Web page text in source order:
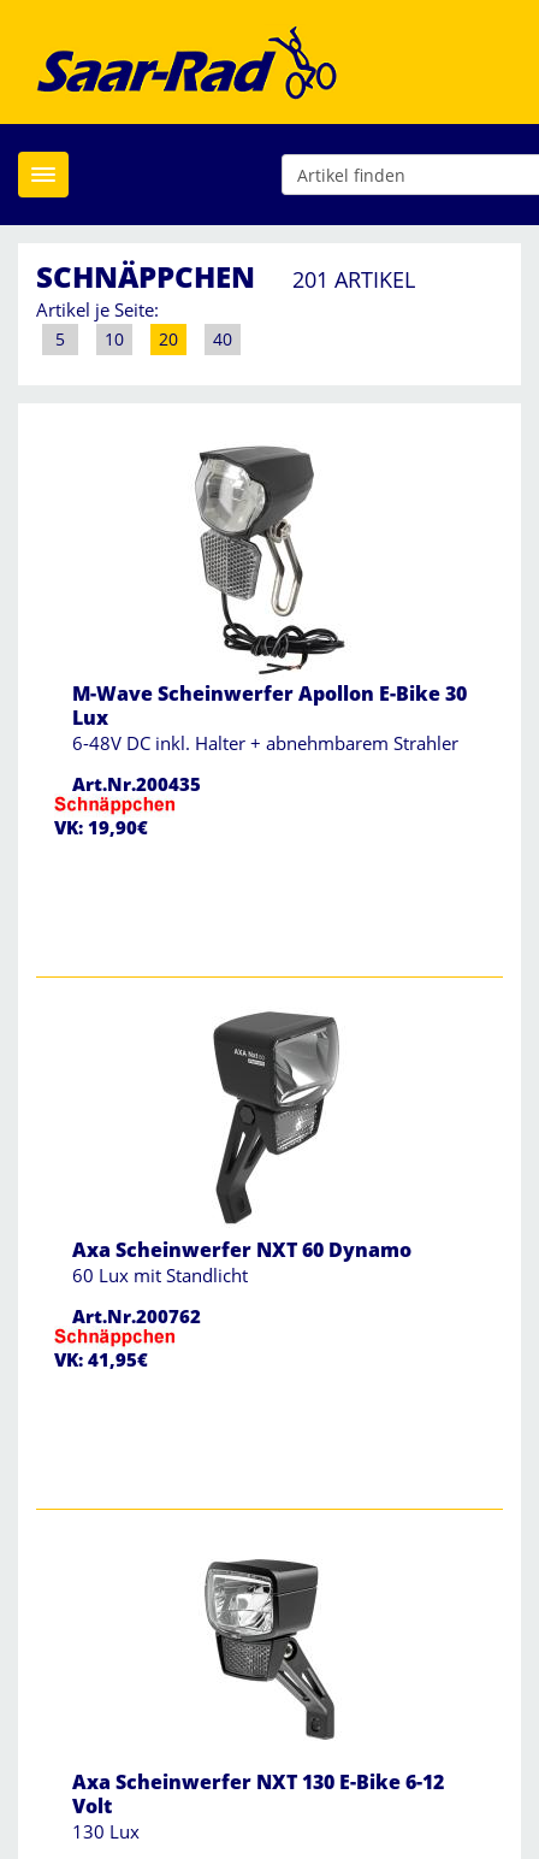
Toggle navigation
SCHNÄPPCHEN 201 ARTIKEL
Artikel je Seite:
5 10 20 40
M-Wave Scheinwerfer Apollon E-Bike 30
Lux
6-48V DC inkl. Halter + abnehmbarem Strahler
Art.Nr.200435
VK: 19,90€
Axa Scheinwerfer NXT 60 Dynamo
60 Lux mit Standlicht
Art.Nr.200762
VK: 41,95€
Axa Scheinwerfer NXT 130 E-Bike 6-12
Volt
130 Lux